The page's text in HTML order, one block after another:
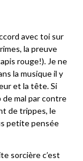
avec toi sur
la preuve
rouge!). Je ne
la musique il y
et la tête. Si
de mal par contre
de trippes, le
petite pensée
sorcière c’est